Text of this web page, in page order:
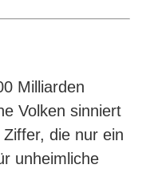
Milliarden
Volken sinniert
die nur ein
unheimliche